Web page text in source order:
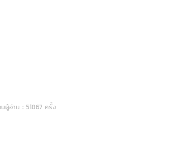
ผู้อ่าน : 51867 ครั้ง